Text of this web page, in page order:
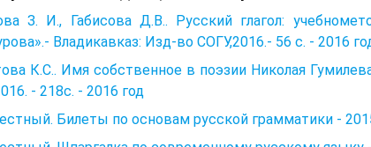
З. И., Габисова Д.В.. Русский глагол:
Владикавказ: Изд-во СОГУ,2016.- 56 с. - 2016
К.С.. Имя собственное в поэзии Николая
- 218с. - 2016 год
Билеты по основам русской грамматики -